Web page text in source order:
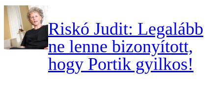
Riskó Judit: Legalább
ne lenne bizonyított,
hogy Portik gyilkos!